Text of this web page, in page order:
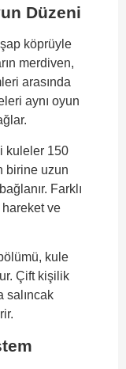
Düzeni
köprüyle
merdiven,
arasında
aynı oyun
kuleler 150
birine uzun
Farklı
hareket ve
kule
Çift kişilik
salıncak